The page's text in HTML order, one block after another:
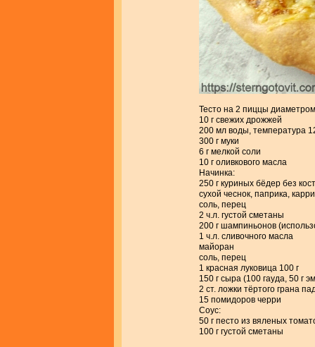
Тесто на 2 пиццы
10 г свежих дрожжей
200 мл воды, температура
300 г муки
6 г мелкой соли
10 г оливкового масла
Начинка:
250 г куриных бёдер без
сухой чеснок, паприка,
соль, перец
2 ч.л. густой сметаны
200 г шампиньонов
1 ч.л. сливочного масла
майоран
соль, перец
1 красная луковица 100 г
150 г сыра (100 гауда, 50 г
2 ст. ложки тёртого грана
15 помидоров черри
Соус:
50 г песто из вяленых
100 г густой сметаны